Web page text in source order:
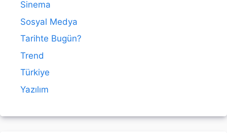
Sinema
Sosyal Medya
Tarihte Bugün?
Trend
Türkiye
Yazılım